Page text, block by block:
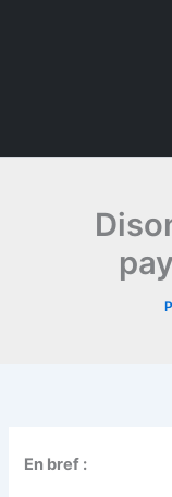
En bref :